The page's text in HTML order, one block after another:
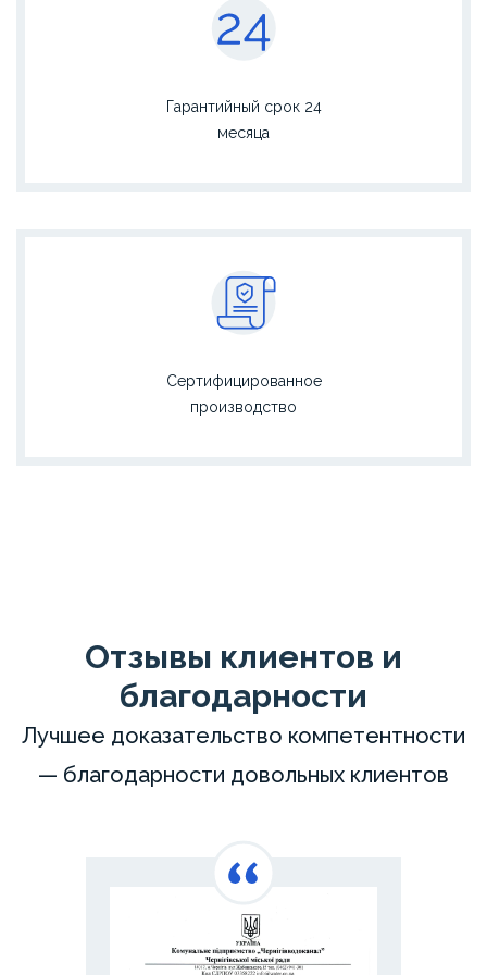
Гарантийный срок 24
месяца
Сертифицированное
производство
Отзывы клиентов и
благодарности
Лучшее доказательство компетентности
— благодарности довольных клиентов